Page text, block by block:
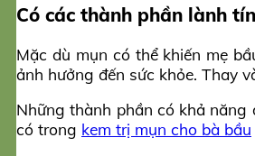
Có các thành phần lành
Mặc dù mụn có thể khiến mẹ
ảnh hưởng đến sức khỏe. Thay
Những thành phần có khả
có trong kem trị mụn cho bà bầu